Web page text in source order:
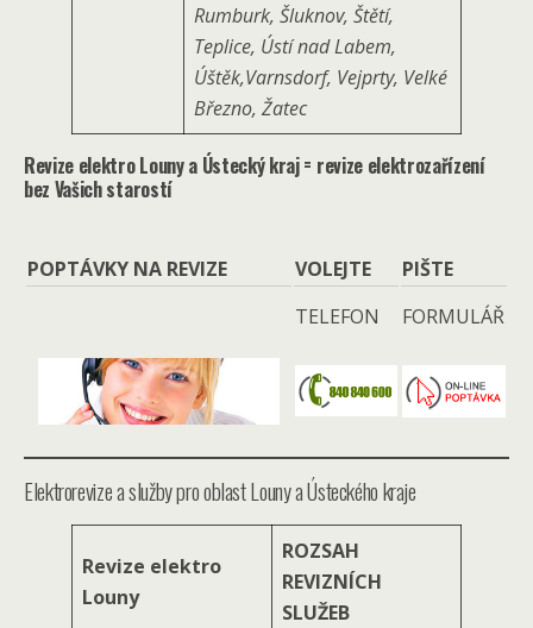
Rumburk, Šluknov, Štětí,
Teplice, Ústí nad Labem,
Úštěk,Varnsdorf, Vejprty, Velké
Březno, Žatec
Revize elektro Louny a Ústecký kraj = revize elektrozařízení
bez Vašich starostí
POPTÁVKY NA REVIZE VOLEJTE
PIŠTE
TELEFON
FORMULÁŘ
Elektrorevize a služby pro oblast Louny a Ústeckého kraje
Revize elektro
Louny
ROZSAH
REVIZNÍCH
SLUŽEB